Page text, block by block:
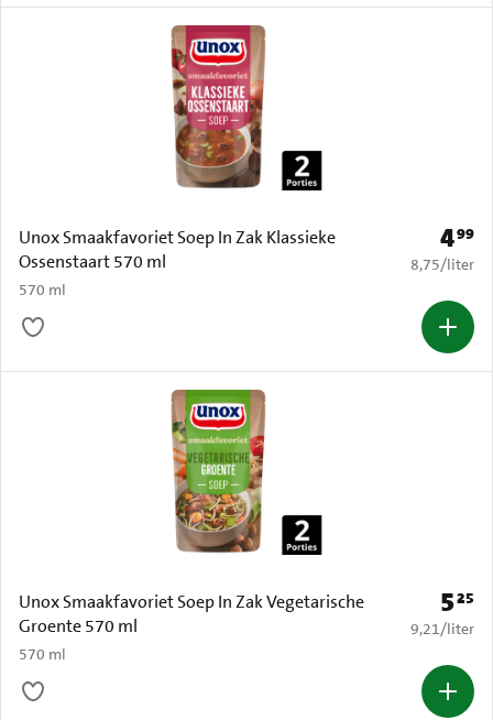
Unox Smaakfavoriet Soep In Zak Klassieke
Ossenstaart 570 ml
570 ml
Prijs:
499
€ 8,75 per
8,75/liter
Unox Smaakfavoriet Soep In Zak Vegetarische
Groente 570 ml
570 ml
Prijs:
525
€ 9,21 per
9,21/liter